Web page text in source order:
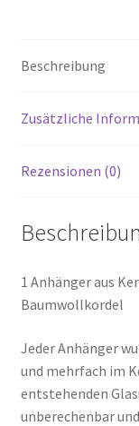
Beschreibung
Zusätzliche
Rezensionen (0)
1 Anhänger aus
Baumwollkordel
Jeder Anhänger
und mehrfach im
entstehenden
unberechenbar